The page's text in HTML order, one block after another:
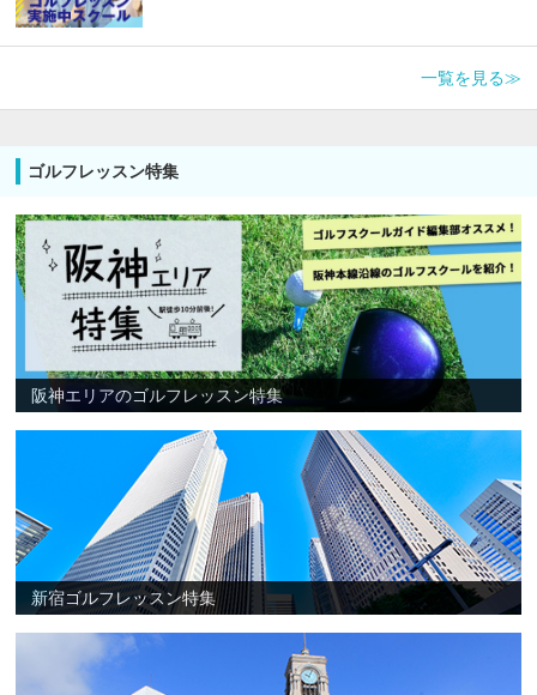
一覧を見る≫
ゴルフレッスン特集
阪神エリアのゴルフレッスン特集
新宿ゴルフレッスン特集